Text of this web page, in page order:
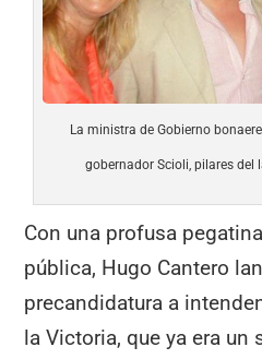
La ministra de Gobierno
gobernador Scioli, pilares del
Con una profusa
pública, Hugo Cantero
precandidatura a
la Victoria, que ya era un